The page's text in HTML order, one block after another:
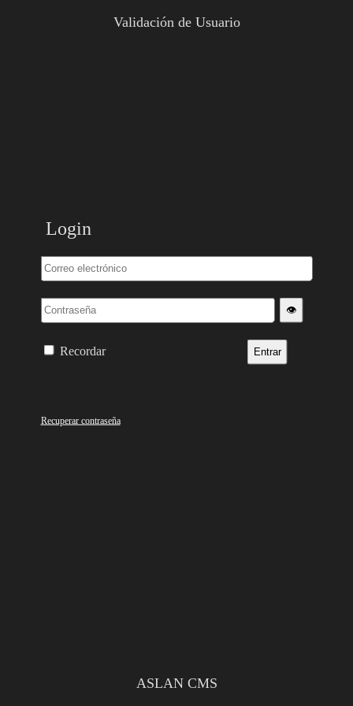
Validación de Usuario
Login
👁️
Recordar Entrar
Recuperar contraseña
ASLAN CMS